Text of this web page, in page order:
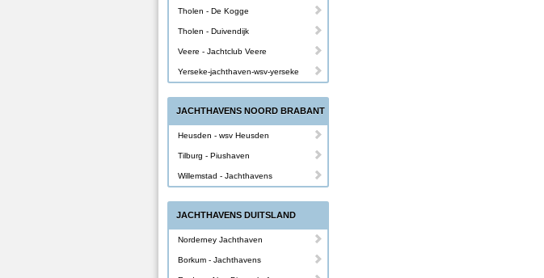
Tholen - De Kogge
Tholen - Duivendijk
Veere - Jachtclub Veere
Yerseke-jachthaven-wsv-yerseke
JACHTHAVENS NOORD BRABANT
Heusden - wsv Heusden
Tilburg - Piushaven
Willemstad - Jachthavens
JACHTHAVENS DUITSLAND
Norderney Jachthaven
Borkum - Jachthavens